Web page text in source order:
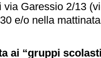
Garessio 2/13
e/o nella
ai “gruppi